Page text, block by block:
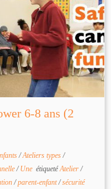
6-8 ans (2
/Ateliers types/
/ Une étiquetéAtelier/
/parent-enfant/sécurité